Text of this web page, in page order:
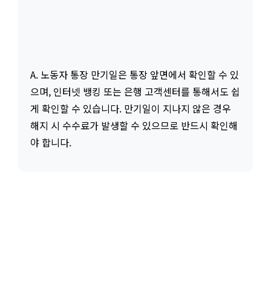
A. 노동자 통장 만기일은 통장 앞면에서 확인할 수 있
으며, 인터넷 뱅킹 또는 은행 고객센터를 통해서도 쉽
게 확인할 수 있습니다. 만기일이 지나지 않은 경우
해지 시 수수료가 발생할 수 있으므로 반드시 확인해
야 합니다.